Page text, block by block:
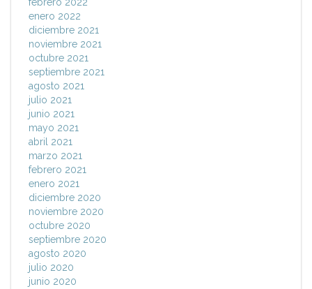
enero 2022
diciembre 2021
noviembre 2021
octubre 2021
septiembre 2021
agosto 2021
julio 2021
junio 2021
mayo 2021
abril 2021
marzo 2021
febrero 2021
enero 2021
diciembre 2020
noviembre 2020
octubre 2020
septiembre 2020
agosto 2020
julio 2020
junio 2020